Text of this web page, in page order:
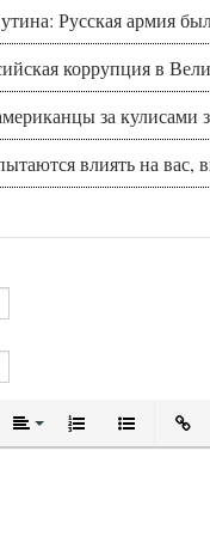
Русская армия
коррупция в
за
влиять на вас,